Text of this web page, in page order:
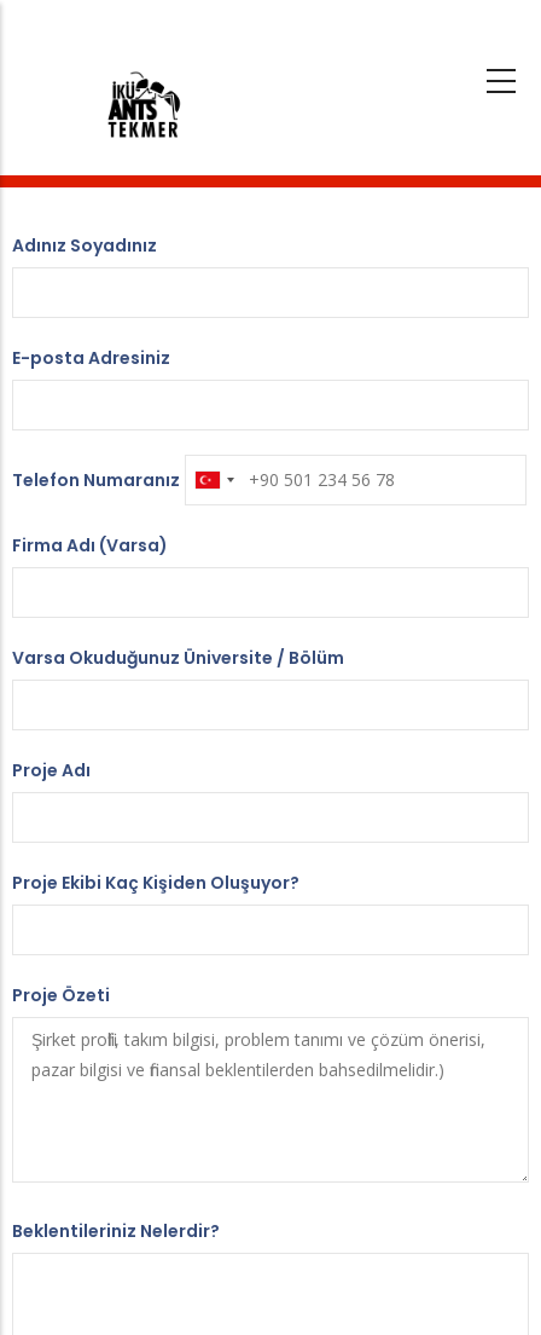
Adınız Soyadınız
E-posta Adresiniz
Telefon Numaranız
Firma Adı (Varsa)
Varsa Okuduğunuz Üniversite / Bölüm
Proje Adı
Proje Ekibi Kaç Kişiden Oluşuyor?
Proje Özeti
Beklentileriniz Nelerdir?